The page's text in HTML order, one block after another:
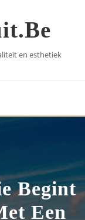
en esthetiek
Begint
Een